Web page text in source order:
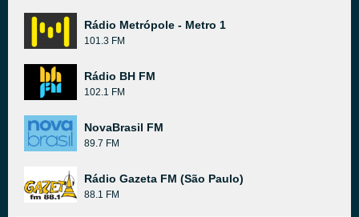
Rádio Metrópole - Metro 1
101.3 FM
Rádio BH FM
102.1 FM
NovaBrasil FM
89.7 FM
Rádio Gazeta FM (São Paulo)
88.1 FM